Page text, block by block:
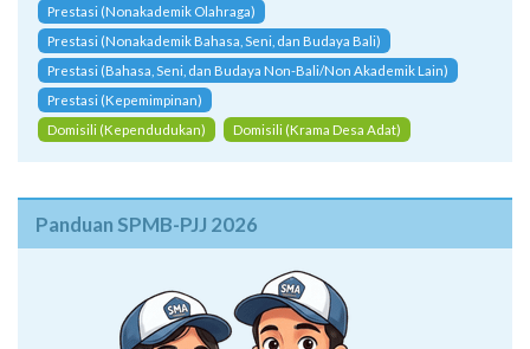
Prestasi (Nonakademik Olahraga)
Prestasi (Nonakademik Bahasa, Seni, dan Budaya Bali)
Prestasi (Bahasa, Seni, dan Budaya Non-Bali/Non Akademik Lain)
Prestasi (Kepemimpinan)
Domisili (Kependudukan)
Domisili (Krama Desa Adat)
Panduan SPMB-PJJ 2026